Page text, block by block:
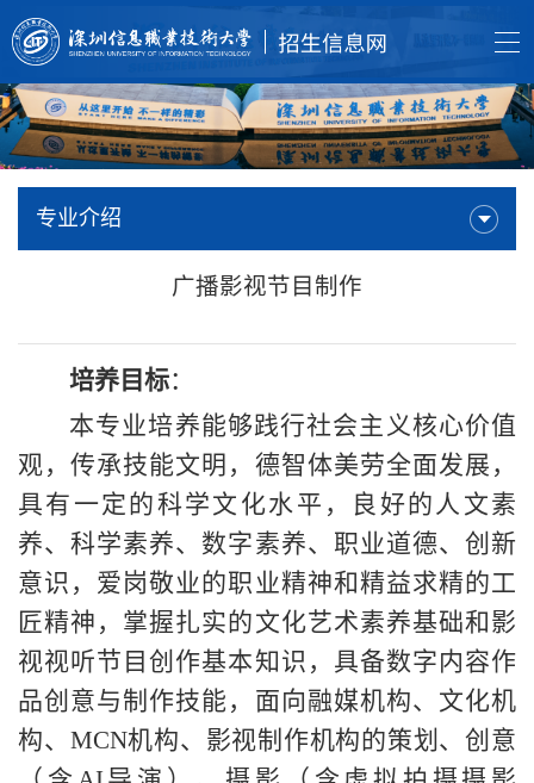
专业介绍
广播影视节目制作
培养目标：
本专业培养能够践行社会主义核心价值
观，传承技能文明，德智体美劳全面发展，
具有一定的科学文化水平，良好的人文素
养、科学素养、数字素养、职业道德、创新
意识，爱岗敬业的职业精神和精益求精的工
匠精神， 掌握扎实的文化艺术素养基础和影
视视听节目创作基本知识，具备数字内容作
品创意与制作技能， 面向融媒机构、文化机
构、 MCN机构、影视制作机构的策划、创意